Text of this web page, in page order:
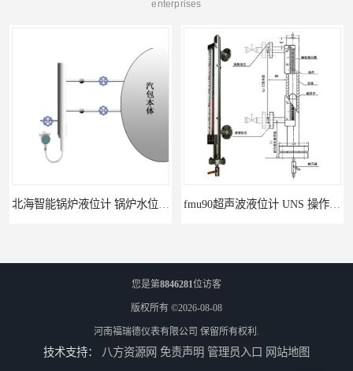
enterprises
北海智能锅炉液位计 锅炉水位计厂商 自动适应自动校准 fmu90超声波液位计 UNS 操作简单
您是第8846281位访客
版权所有 ©2026-08-08
河南福瑞德仪表有限公司 保留所有权利.
技术支持： 八方资源网 免责声明 管理员入口 网站地图